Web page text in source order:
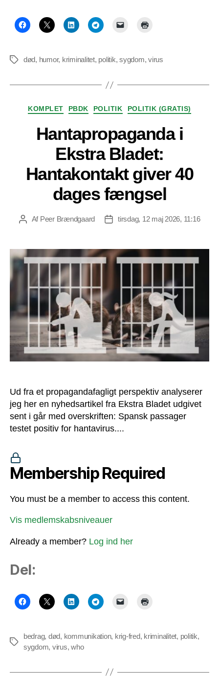
Tagsdød, humor, kriminalitet, politik,sygdom,virus
Kategorier
KOMPLET PBDK POLITIK POLITIK (GRATIS)
Hantapropaganda i
Ekstra Bladet:
Hantakontakt giver 40
dages fængsel
Indlægsforfatter
Af Peer Brændgaard Indlægsdato
tirsdag, 12 maj 2026, 11:16
Ud fra et propagandafagligt perspektiv analyserer
jeg her en nyhedsartikel fra Ekstra Bladet udgivet
sent i går med overskriften: Spansk passager
testet positiv for hantavirus....
Membership Required
You must be a member to access this content.
Vis medlemskabsniveauer
Already a member? Log ind her
Del:
Tags
bedrag, død, kommunikation, krig-fred, kriminalitet, politik,
sygdom, virus,who